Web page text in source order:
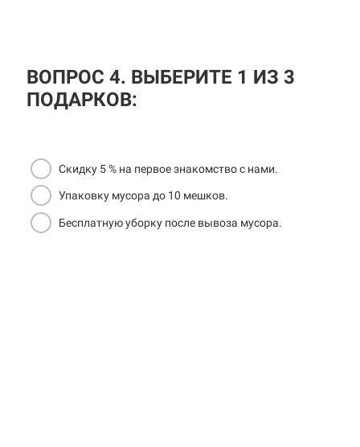
ВОПРОС 4. ВЫБЕРИТЕ 1 ИЗ 3
ПОДАРКОВ:
Скидку 5 % на первое знакомство с нами.
Упаковку мусора до 10 мешков.
Бесплатную уборку после вывоза мусора.